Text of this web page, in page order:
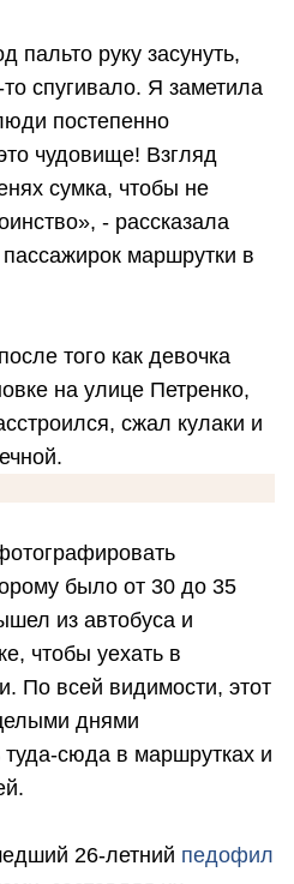
пальто руку засунуть,
спугивало. Я заметила
постепенно
чудовище! Взгляд
сумка, чтобы не
- рассказала
маршрутки в
того как девочка
на улице Петренко,
сжал кулаки и
было от 30 до 35
из автобуса и
чтобы уехать в
По всей видимости, этот
днями
туда-сюда в маршрутках и
26-летний педофил